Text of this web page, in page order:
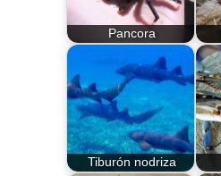
Pancora
Tiburón nodriza